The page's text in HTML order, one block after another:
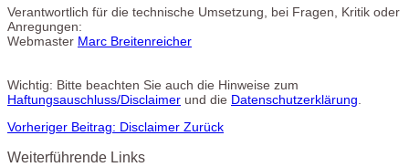
Verantwortlich für die technische Umsetzung, bei Fragen, Kritik oder
Anregungen:
Webmaster Marc Breitenreicher
Wichtig: Bitte beachten Sie auch die Hinweise zum
Haftungsauschluss/Disclaimer und die Datenschutzerklärung
Vorheriger Beitrag: Disclaimer Zurück
Weiterführende Links